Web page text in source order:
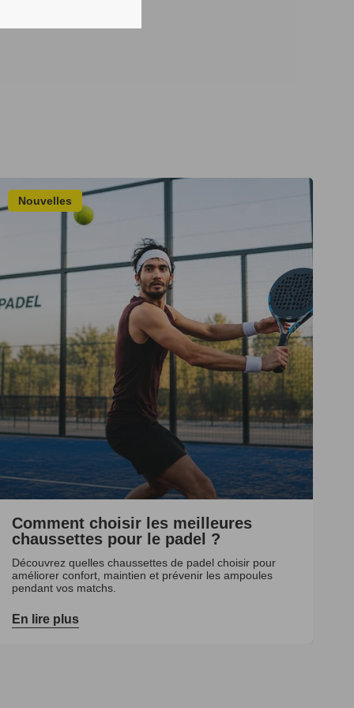
Nouvelles
Comment choisir les meilleures
chaussettes pour le padel ?
Découvrez quelles chaussettes de padel choisir pour
améliorer confort, maintien et prévenir les ampoules
pendant vos matchs.
En lire plus